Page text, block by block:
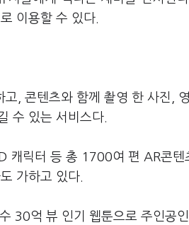
이용할 수 있다.
, 콘텐츠와 함께 촬영 한 사진,
수 있는 서비스다.
캐릭터 등 총 1700여 편 AR콘텐
가하고 있다.
30억 뷰 인기 웹툰으로 주인공인